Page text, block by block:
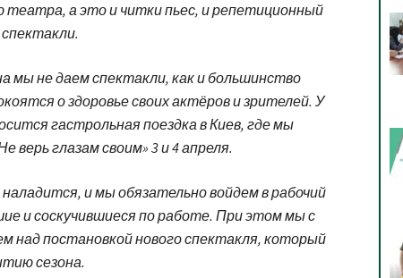
театра, а это и читки пьес, и репетиционный
мы не даем спектакли, как и большинство
о здоровье своих актёров и зрителей. У
гастрольная поездка в Киев, где мы
верь глазам своим» 3 и 4 апреля.
и мы обязательно войдем в рабочий
и соскучившиеся по работе. При этом мы с
над постановкой нового спектакля, который
сезона.